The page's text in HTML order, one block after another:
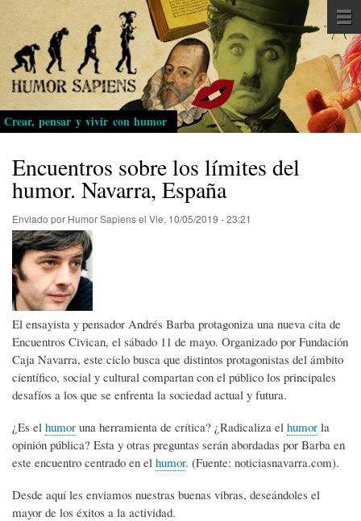
Pasar
al
contenido
principal
Crear, pensar y vivir con humor
Encuentros sobre los límites del
humor. Navarra, España
Enviado por Humor Sapiensel Vie, 10/05/2019 - 23:21
El ensayista y pensador Andrés Barba protagoniza una nueva cita de
Encuentros Civican, el sábado 11 de mayo. Organizado por Fundación
Caja Navarra, este ciclo busca que distintos protagonistas del ámbito
científico, social y cultural compartan con el público los principales
desafíos a los que se enfrenta la sociedad actual y futura.
¿Es el humor una herramienta de crítica? ¿Radicaliza el humor la
opinión pública? Esta y otras preguntas serán abordadas por Barba en
este encuentro centrado en el humor. (Fuente: noticiasnavarra.com).
Desde aquí les enviamos nuestras buenas vibras, deseándoles el
mayor de los éxitos a la actividad.